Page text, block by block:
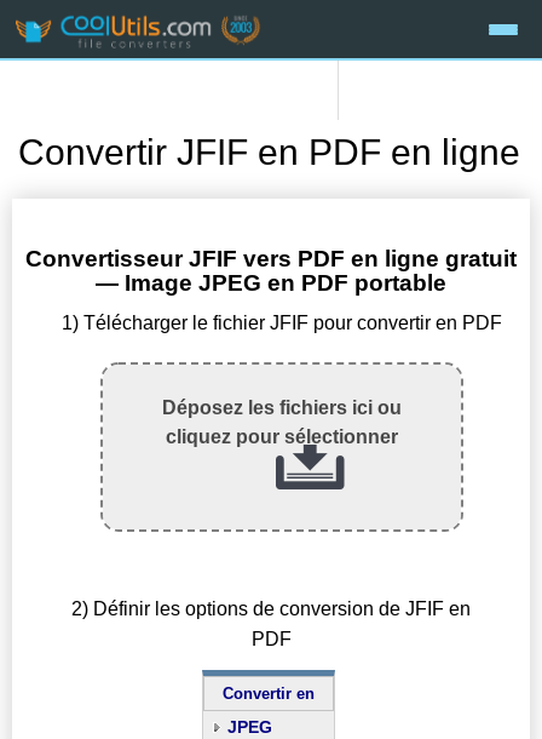
Convertir JFIF en PDF en ligne
Convertisseur JFIF vers PDF en ligne gratuit
— Image JPEG en PDF portable
1) Télécharger le fichier JFIF pour convertir en PDF
Déposez les fichiers ici ou
cliquez pour sélectionner
2) Définir les options de conversion de JFIF en
PDF
Convertir en
JPEG